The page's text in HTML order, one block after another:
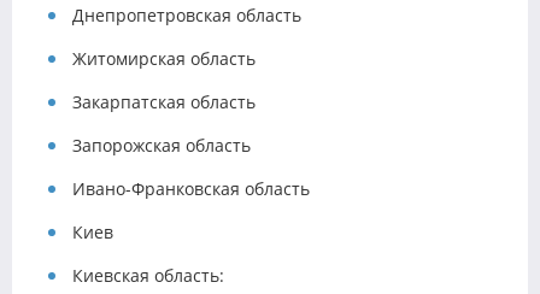
Днепропетровская область
Житомирская область
Закарпатская область
Запорожская область
Ивано-Франковская область
Киев
Киевская область: